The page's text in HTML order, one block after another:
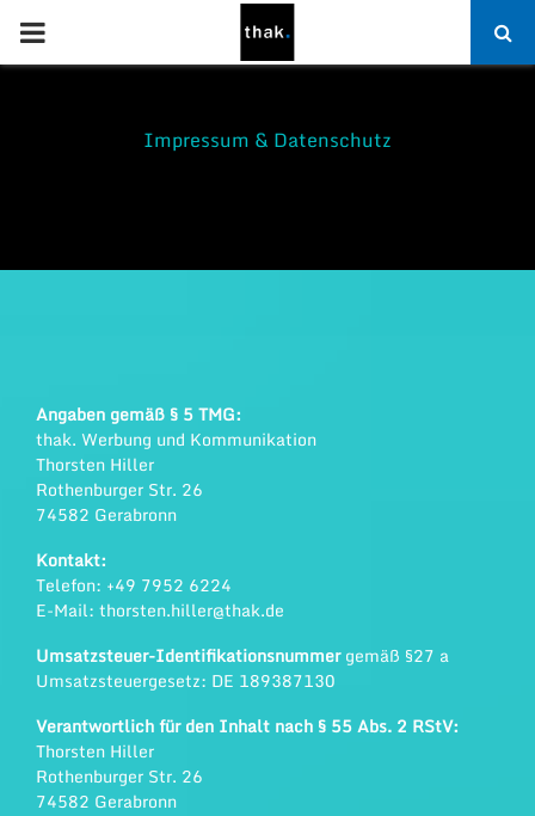
PRIMARY
Impressum & Datenschutz
Angaben gemäß § 5 TMG:
thak. Werbung und Kommunikation
Thorsten Hiller
Rothenburger Str. 26
74582 Gerabronn
Kontakt:
Telefon: +49 7952 6224
E-Mail: thorsten.hiller@thak.de
Umsatzsteuer-Identifikationsnummergemäß §27 a
Umsatzsteuergesetz: DE 189387130
Verantwortlich für den Inhalt nach § 55 Abs. 2 RStV:
Thorsten Hiller
Rothenburger Str. 26
74582 Gerabronn